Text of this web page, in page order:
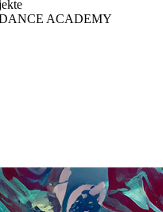
ACADEMY